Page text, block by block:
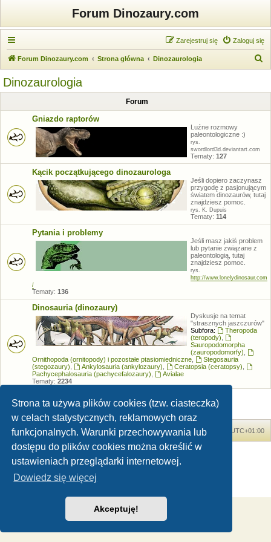
Strona ta używa plików cookies (tzw. ciasteczka)
w celach statystycznych, reklamowych oraz
funkcjonalnych. Warunki przechowywania lub
dostępu do plików cookies można określić w
ustawieniach przeglądarki internetowej.
Dowiedz się więcej
Akceptuję!
Forum Dinozaury.com
Zaloguj się
Zarejestruj się
Forum Dinozaury.com Strona główna Dinozaurologia
Dinozaurologia
Forum
Gniazdo raptorów
Luźne rozmowy
paleontologiczne :)
rys.
swordlord3d.deviantart.com
Tematy: 127
Kącik początkującego dinozaurologa
Jeśli dopiero zaczynasz
przygodę z pasjonującym
światem dinozaurów, tutaj
znajdziesz pomoc.
rys. K. Dupuis
Tematy: 114
Pytania i problemy
Jeśli masz jakiś problem
lub pytanie związane z
paleontologią, tutaj
znajdziesz pomoc.
rys.
http://www.lonelydinosaur.com
/
Tematy: 136
Dinosauria (dinozaury)
Dyskusje na temat
"strasznych jaszczurów"
Subfora:
Theropoda
(teropody)
Sauropodomorpha
(zauropodomorfy)
Ornithopoda (ornitopody) i pozostałe ptasiomiedniczne
Stegosauria
(stegozaury)
Ankylosauria (ankylozaury) Ceratopsia (ceratopsy)
Pachycephalosauria (pachycefalozaury)
Avialae
Tematy: 2234
Forum Dinozaury.com Strona główna Strefa czasowa UTC+01:00
Technologię dostarczaphpBB® Forum Software © phpBB Limited
Polski pakiet językowy dostarcza
Zasady ochrony danych osobowych